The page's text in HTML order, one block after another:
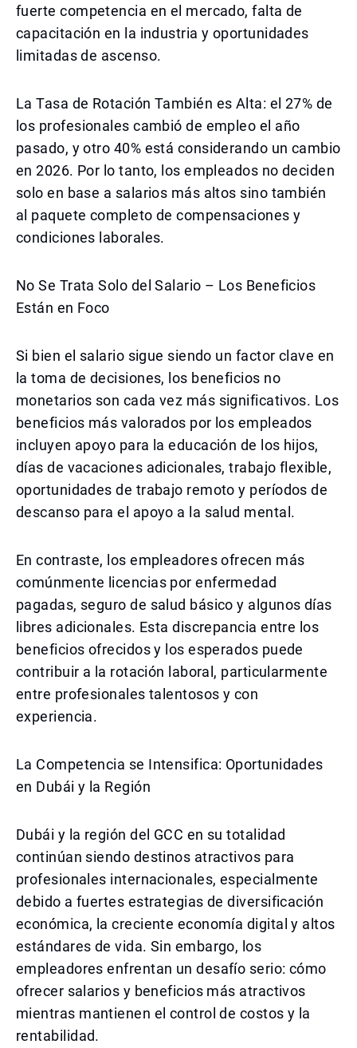
fuerte competencia en el mercado, falta de
capacitación en la industria y oportunidades
limitadas de ascenso.
La Tasa de Rotación También es Alta: el 27% de
los profesionales cambió de empleo el año
pasado, y otro 40% está considerando un cambio
en 2026. Por lo tanto, los empleados no deciden
solo en base a salarios más altos sino también
al paquete completo de compensaciones y
condiciones laborales.
No Se Trata Solo del Salario – Los Beneficios
Están en Foco
Si bien el salario sigue siendo un factor clave en
la toma de decisiones, los beneficios no
monetarios son cada vez más significativos. Los
beneficios más valorados por los empleados
incluyen apoyo para la educación de los hijos,
días de vacaciones adicionales, trabajo flexible,
oportunidades de trabajo remoto y períodos de
descanso para el apoyo a la salud mental.
En contraste, los empleadores ofrecen más
comúnmente licencias por enfermedad
pagadas, seguro de salud básico y algunos días
libres adicionales. Esta discrepancia entre los
beneficios ofrecidos y los esperados puede
contribuir a la rotación laboral, particularmente
entre profesionales talentosos y con
experiencia.
La Competencia se Intensifica: Oportunidades
en Dubái y la Región
Dubái y la región del GCC en su totalidad
continúan siendo destinos atractivos para
profesionales internacionales, especialmente
debido a fuertes estrategias de diversificación
económica, la creciente economía digital y altos
estándares de vida. Sin embargo, los
empleadores enfrentan un desafío serio: cómo
ofrecer salarios y beneficios más atractivos
mientras mantienen el control de costos y la
rentabilidad.